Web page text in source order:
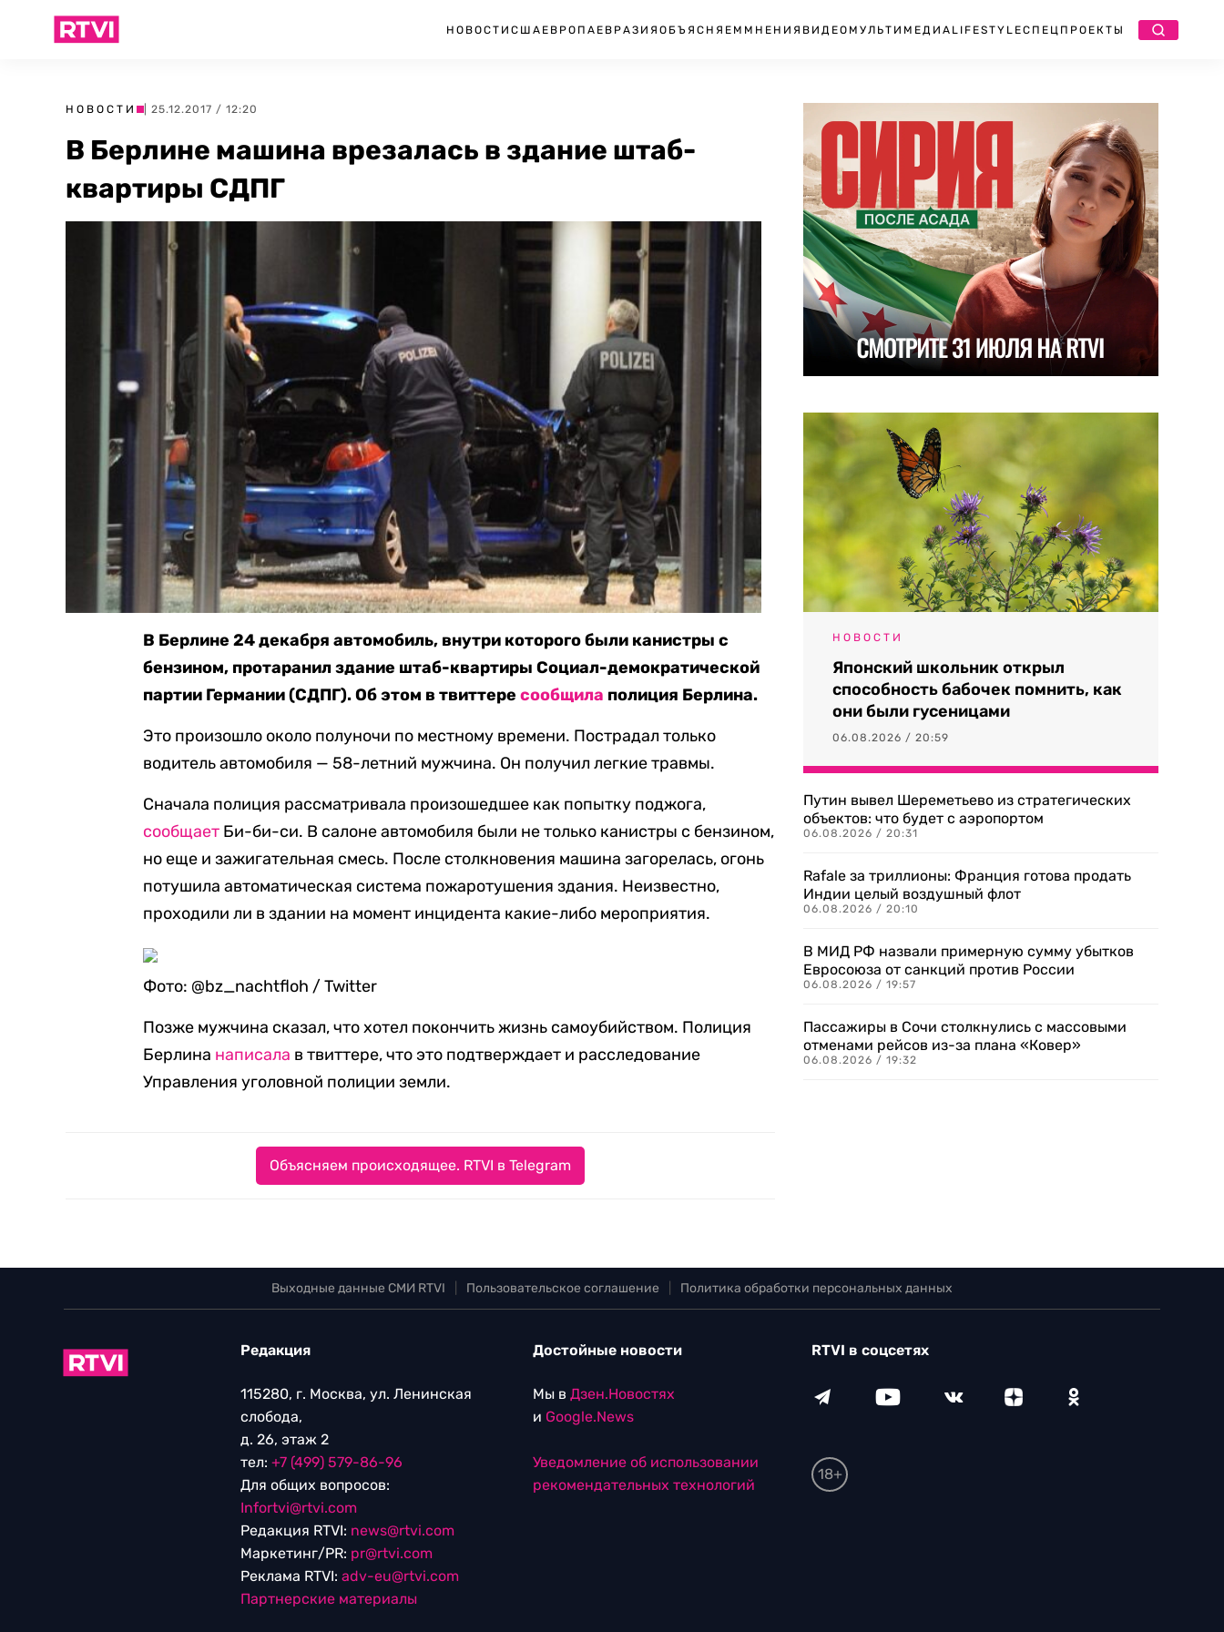
НОВОСТИ США ЕВРОПА ЕВРАЗИЯ ОБЪЯСНЯЕМ МНЕНИЯ ВИДЕО МУЛЬТИМЕДИА LIFESTYLEСПЕЦПРОЕКТЫ
НОВОСТИ | 25.12.2017 / 12:20
В Берлине машина врезалась в здание штаб-
квартиры СДПГ
В Берлине 24 декабря автомобиль, внутри которого были канистры с
бензином, протаранил здание штаб-квартиры Социал-демократической
партии Германии (СДПГ). Об этом в твиттересообщила полиция Берлина.
Это произошло около полуночи по местному времени. Пострадал только
водитель автомобиля — 58-летний мужчина. Он получил легкие травмы.
Сначала полиция рассматривала произошедшее как попытку поджога,
сообщает Би-би-си. В салоне автомобиля были не только канистры с бензином,
но еще и зажигательная смесь. После столкновения машина загорелась, огонь
потушила автоматическая система пожаротушения здания. Неизвестно,
проходили ли в здании на момент инцидента какие-либо мероприятия.
Фото: @bz_nachtfloh / Twitter
Позже мужчина сказал, что хотел покончить жизнь самоубийством. Полиция
Берлина написала в твиттере, что это подтверждает и расследование
Управления уголовной полиции земли.
Объясняем происходящее. RTVI в Telegram
НОВОСТИ
Японский школьник открыл
способность бабочек помнить, как
они были гусеницами
06.08.2026 / 20:59
Путин вывел Шереметьево из стратегических
объектов: что будет с аэропортом
06.08.2026 / 20:31
Rafale за триллионы: Франция готова продать
Индии целый воздушный флот
06.08.2026 / 20:10
В МИД РФ назвали примерную сумму убытков
Евросоюза от санкций против России
06.08.2026 / 19:57
Пассажиры в Сочи столкнулись с массовыми
отменами рейсов из-за плана «Ковер»
06.08.2026 / 19:32
Выходные данные СМИ RTVI Пользовательское соглашение Политика обработки персональных данных
Редакция
115280, г. Москва, ул. Ленинская
слобода,
д. 26, этаж 2
тел: +7 (499) 579-86-96
Для общих вопросов:
Infortvi@rtvi.com
Редакция RTVI: news@rtvi.com
Маркетинг/PR: pr@rtvi.com
Реклама RTVI: adv-eu@rtvi.com
Партнерские материалы
Достойные новости
Мы в Дзен.Новостях
и Google.News
Уведомление об использовании
рекомендательных технологий
RTVI в соцсетях
18+